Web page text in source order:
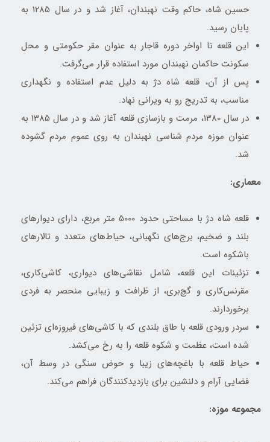
حسین شاه، حاکم وقت نهبندان، آغاز شد و در سال 1285 به
پایان رسید.
این قلعه تا اواخر دوره قاجار به عنوان مقر حکومتی و محل
سکونت حاکمان نهبندان مورد استفاده قرار می‌گرفت.
پس از آن، قلعه شاه دژ به دلیل عدم استفاده و نگهداری
مناسب، به تدریج رو به ویرانی نهاد.
در سال 1380، مرمت و بازسازی قلعه آغاز شد و در سال 1385 به
عنوان موزه مردم شناسی نهبندان به روی عموم مردم گشوده
شد.
معماری:
قلعه شاه دژ با مساحتی حدود 5000 متر مربع، دارای دیوارهای
بلند و ضخیم، برج‌های نگهبانی، حیاط‌های متعدد و تالارهای
باشکوه است.
تزئینات این قلعه، شامل نقاشی‌های دیواری، کاشی‌کاری،
مقرنس‌کاری و گچ‌بری، از ظرافت و زیبایی منحصر به فردی
برخوردارند.
سردر ورودی قلعه با طاق بلندی که با کاشی‌های فیروزه‌ای تزئین
شده است، عظمت و شکوه قلعه را به رخ می‌کشد.
حیاط قلعه با باغچه‌های زیبا و حوض سنگی در وسط آن،
فضایی آرام و دلنشین برای بازدیدکنندگان فراهم می‌کند.
مجموعه موزه: